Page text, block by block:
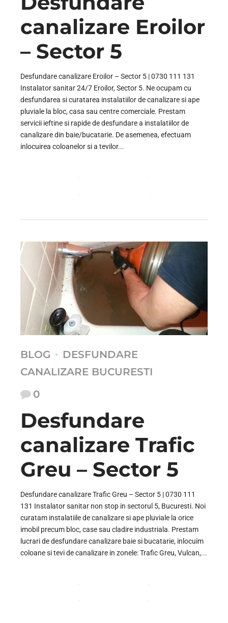
canalizare Eroilor
– Sector 5
Desfundare canalizare Eroilor – Sector 5 | 0730 111 131
Instalator sanitar 24/7 Eroilor, Sector 5. Ne ocupam cu
desfundarea si curatarea instalatiilor de canalizare si ape
pluviale la bloc, casa sau centre comerciale. Prestam
servicii ieftine si rapide de desfundare a instalatiilor de
canalizare din baie/bucatarie. De asemenea, efectuam
inlocuirea coloanelor si a tevilor...
BLOG
DESFUNDARE
CANALIZARE BUCURESTI
0
Desfundare
canalizare Trafic
Greu – Sector 5
Desfundare canalizare Trafic Greu – Sector 5 | 0730 111
131 Instalator sanitar non stop in sectorul 5, Bucuresti. Noi
curatam instalatiile de canalizare si ape pluviale la orice
imobil precum bloc, case sau cladire industriala. Prestam
lucrari de desfundare canalizare baie si bucatarie, inlocuim
coloane si tevi de canalizare in zonele: Trafic Greu, Vulcan,...